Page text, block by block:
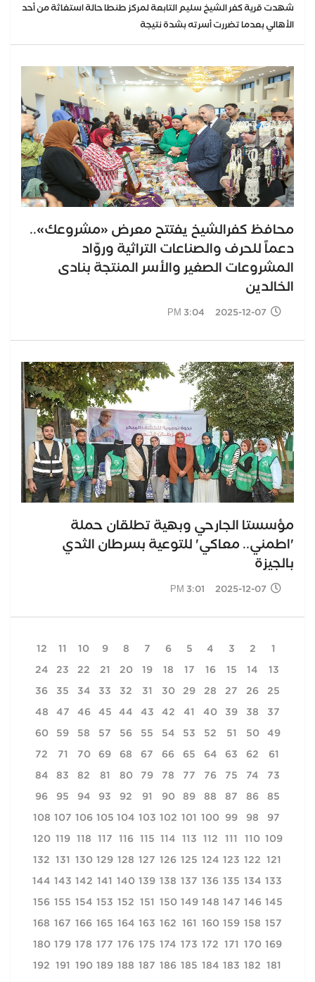
شهدت قرية كفر الشيخ سليم التابعة لمركز طنطا حالة استغاثة من أحد
الأهالي بعدما تضررت أسرته بشدة نتيجة
محافظ كفرالشيخ يفتتح معرض «مشروعك»..
دعماً للحرف والصناعات التراثية وروّاد
المشروعات الصغير والأسر المنتجة بنادى
الخالدين
2025-12-07 3:04 PM
مؤسستا الجارحي وبهية تطلقان حملة
'اطمني.. معاكي' للتوعية بسرطان الثدي
بالجيزة
2025-12-07 3:01 PM
1
2
3
4
5
6
7
8
9
10
11
12
13
14
15
16
17
18
19
20
21
22
23
24
25
26
27
28
29
30
31
32
33
34
35
36
37
38
39
40
41
42
43
44
45
46
47
48
49
50
51
52
53
54
55
56
57
58
59
60
61
62
63
64
65
66
67
68
69
70
71
72
73
74
75
76
77
78
79
80
81
82
83
84
85
86
87
88
89
90
91
92
93
94
95
96
97
98
99
100
101
102
103
104
105
106
107
108
109
110
111
112
113
114
115
116
117
118
119
120
121
122
123
124
125
126
127
128
129
130
131
132
133
134
135
136
137
138
139
140
141
142
143
144
145
146
147
148
149
150
151
152
153
154
155
156
157
158
159
160
161
162
163
164
165
166
167
168
169
170
171
172
173
174
175
176
177
178
179
180
181
182
183
184
185
186
187
188
189
190
191
192